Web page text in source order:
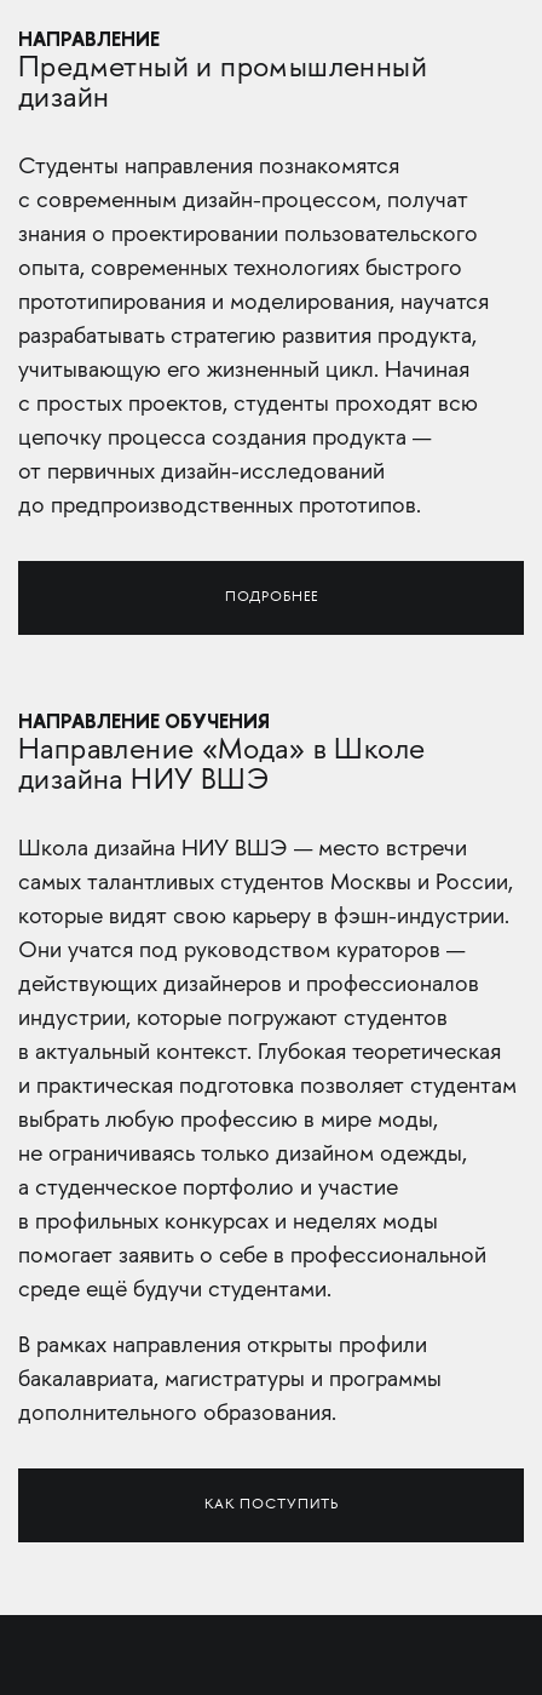
НАПРАВЛЕНИЕ
Предметный и промышленный
дизайн
Студенты направления познакомятся
с современным дизайн-процессом, получат
знания о проектировании пользовательского
опыта, современных технологиях быстрого
прототипирования и моделирования, научатся
разрабатывать стратегию развития продукта,
учитывающую его жизненный цикл. Начиная
с простых проектов, студенты проходят всю
цепочку процесса создания продукта —
от первичных дизайн-исследований
до предпроизводственных прототипов.
ПОДРОБНЕЕ
НАПРАВЛЕНИЕ ОБУЧЕНИЯ
Направление «Мода» в Школе
дизайна НИУ ВШЭ
Школа дизайна НИУ ВШЭ — место встречи
самых талантливых студентов Москвы и России,
которые видят свою карьеру в фэшн-индустрии.
Они учатся под руководством кураторов —
действующих дизайнеров и профессионалов
индустрии, которые погружают студентов
в актуальный контекст. Глубокая теоретическая
и практическая подготовка позволяет студентам
выбрать любую профессию в мире моды,
не ограничиваясь только дизайном одежды,
а студенческое портфолио и участие
в профильных конкурсах и неделях моды
помогает заявить о себе в профессиональной
среде ещё будучи студентами.
В рамках направления открыты профили
бакалавриата, магистратуры и программы
дополнительного образования.
КАК ПОСТУПИТЬ